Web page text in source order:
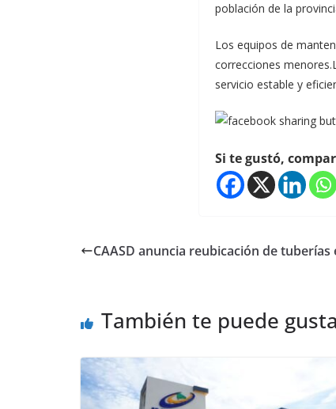
población de la
Los equipos de
correcciones
servicio estable y
Si te gustó,
CAASD anuncia reubicación de
También te puede